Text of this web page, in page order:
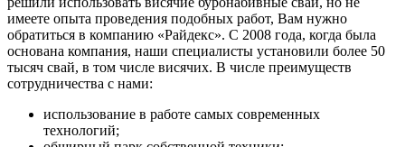
имеете опыта проведения подобных работ, Вам нужно
обратиться в компанию «Райдекс». С 2008 года, когда была
основана компания, наши специалисты установили более 50
тысяч свай, в том числе висячих. В числе преимуществ
сотрудничества с нами:
использование в работе самых современных
технологий;